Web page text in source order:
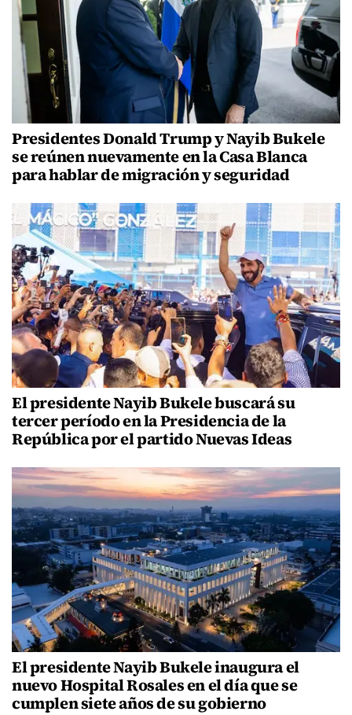
Presidentes Donald Trump y Nayib Bukele
se reúnen nuevamente en la Casa Blanca
para hablar de migración y seguridad
El presidente Nayib Bukele buscará su
tercer período en la Presidencia de la
República por el partido Nuevas Ideas
El presidente Nayib Bukele inaugura el
nuevo Hospital Rosales en el día que se
cumplen siete años de su gobierno